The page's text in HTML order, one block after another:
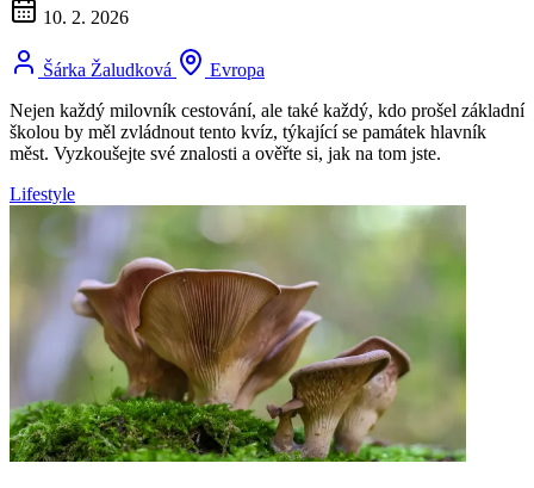
10. 2. 2026
Šárka Žaludková
Evropa
Nejen každý milovník cestování, ale také každý, kdo prošel základní
školou by měl zvládnout tento kvíz, týkající se památek hlavník
měst. Vyzkoušejte své znalosti a ověřte si, jak na tom jste.
Lifestyle